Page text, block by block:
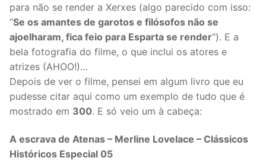
para não se render a Xerxes (algo parecido com isso:
“Se os amantes de garotos e filósofos não se
ajoelharam, fica feio para Esparta se render“). E a
bela fotografia do filme, o que inclui os atores e
atrizes (AHOO!)…
Depois de ver o filme, pensei em algum livro que eu
pudesse citar aqui como um exemplo de tudo que é
mostrado em 300. E só veio um à cabeça:
A escrava de Atenas – Merline Lovelace – Clássicos
Históricos Especial 05